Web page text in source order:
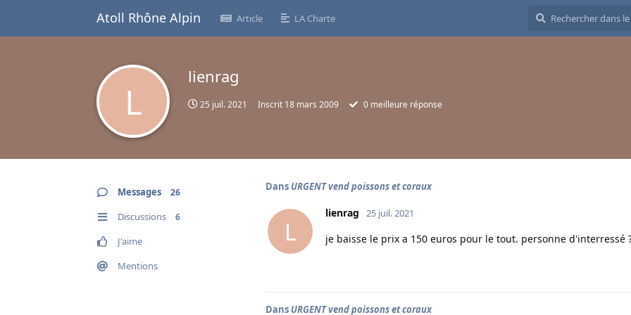
Atoll Rhône Alpin Article LA Charte
L
lienrag
25 juil. 2021 Inscrit 18 mars 2009 0 meilleure réponse
Messages 26
Discussions 6
J'aime
Mentions
Dans URGENT vend poissons et coraux
L
lienrag 25 juil. 2021
je baisse le prix a 150 euros pour le tout. personne d'interressé
Dans URGENT vend poissons et coraux